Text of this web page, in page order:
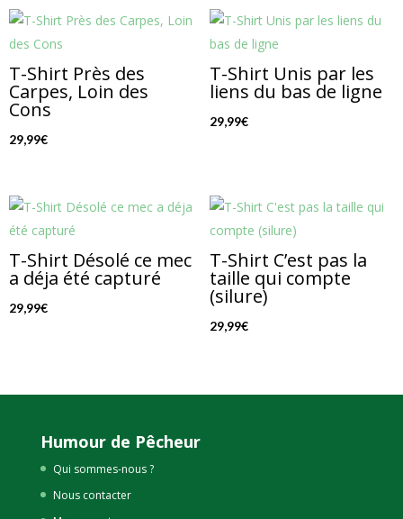
T-Shirt Près des
Carpes, Loin des
Cons
29,99€
T-Shirt Unis par les
liens du bas de ligne
29,99€
T-Shirt Désolé ce mec
a déja été capturé
29,99€
T-Shirt C’est pas la
taille qui compte
(silure)
29,99€
Humour de Pêcheur
Qui sommes-nous ?
Nous contacter